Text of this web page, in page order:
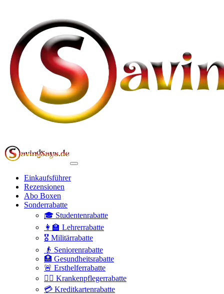
Einkaufsführer
Rezensionen
Abo Boxen
Sonderrabatte
🎓 Studentenrabatte
👩‍🏫 Lehrerrabatte
🎖️ Militärrabatte
👴 Seniorenrabatte
🏥 Gesundheitsrabatte
🚨 Ersthelferrabatte
👩‍⚕️ Krankenpflegerrabatte
💳 Kreditkartenrabatte